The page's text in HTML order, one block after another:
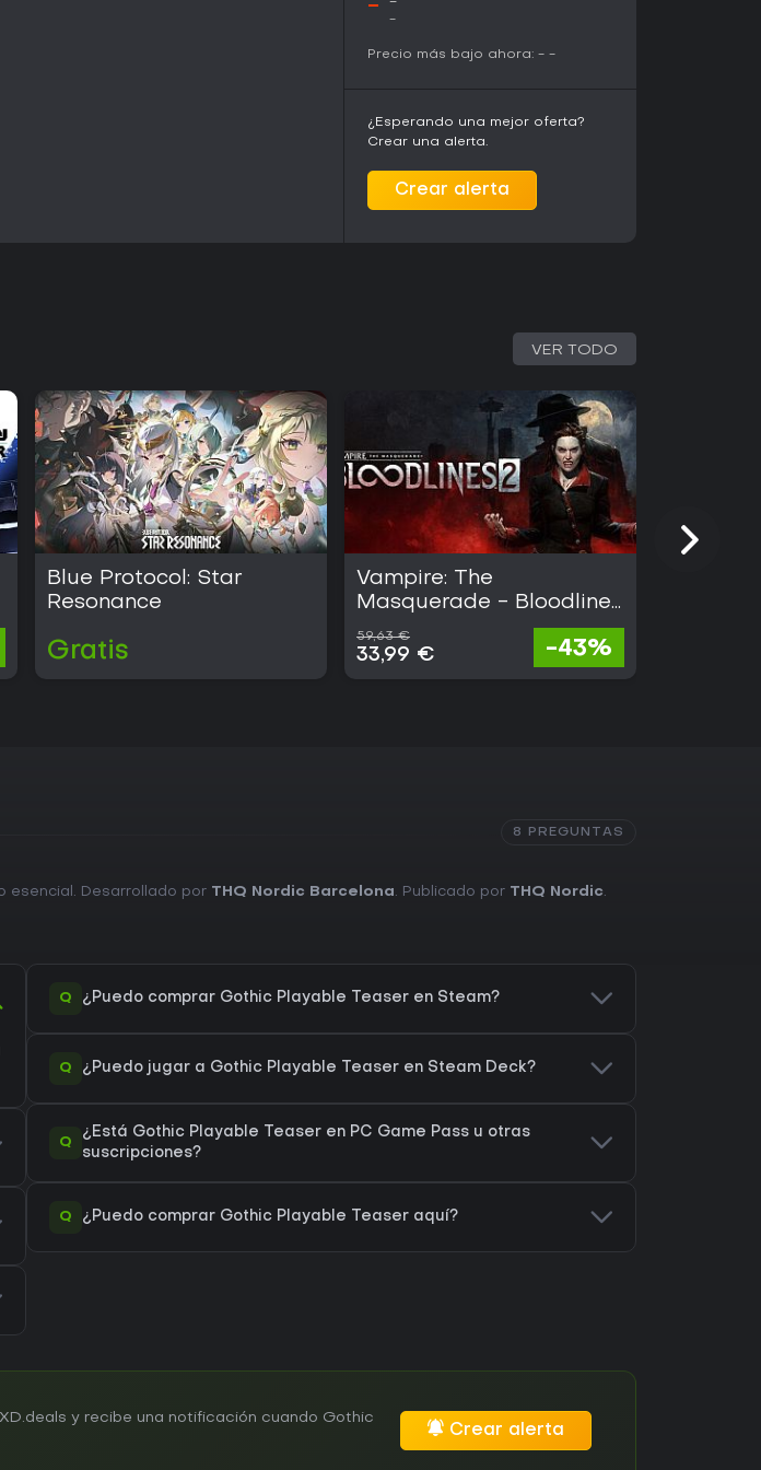
-
-
Precio más bajo ahora: - -
¿Esperando una mejor oferta?
Crear una alerta.
Crear alerta
VER TODO
Blue Protocol: Star
Resonance
Gratis
Vampire: The
Masquerade - Bloodlines
2
59,63 €
33,99 € -43%
8 PREGUNTAS
esencial. Desarrollado por THQ Nordic Barcelona. Publicado por THQ Nordic.
Q ¿Puedo comprar Gothic Playable Teaser en Steam?
Q ¿Puedo jugar a Gothic Playable Teaser en Steam Deck?
Q
¿Está Gothic Playable Teaser en PC Game Pass u otras
suscripciones?
Q ¿Puedo comprar Gothic Playable Teaser aquí?
y recibe una notificación cuando Gothic
Crear alerta